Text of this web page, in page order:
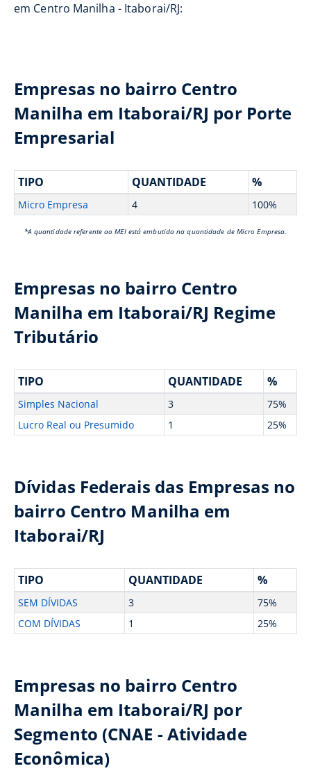
em Centro Manilha - Itaborai/RJ:
Empresas no bairro Centro
Manilha em Itaborai/RJ por Porte
Empresarial
TIPO QUANTIDADE %
Micro Empresa 4 100%
*A quantidade referente ao MEI está embutida na quantidade de Micro Empresa.
Empresas no bairro Centro
Manilha em Itaborai/RJ Regime
Tributário
TIPO QUANTIDADE %
Simples Nacional 3
75%
Lucro Real ou Presumido
1 25%
Dívidas Federais das Empresas no
bairro Centro Manilha em
Itaborai/RJ
TIPO QUANTIDADE %
SEM DÍVIDAS 3
75%
COM DÍVIDAS
1 25%
Empresas no bairro Centro
Manilha em Itaborai/RJ por
Segmento (CNAE - Atividade
Econômica)